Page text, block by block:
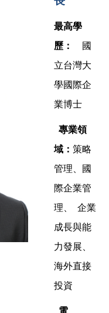
最高學
歷：
國
立台灣大
學國際企
業博士
專業領
域： 策略
管理、國
際企業管
理、
企業
成長與能
力發展、
海外直接
投資
電